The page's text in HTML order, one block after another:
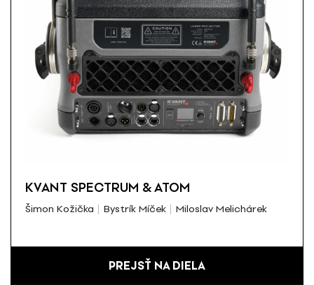
KVANT SPECTRUM & ATOM
Šimon Kožička Bystrík Míček Miloslav Melichárek
PREJSŤ NA DIELA